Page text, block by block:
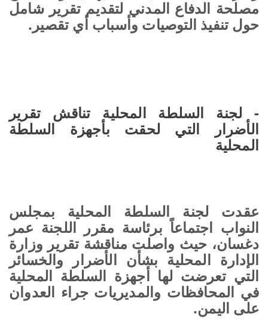
مصلحة الدفاع المدني لتقديم تقرير شامل
حول تنفيذ التوصيات وأسباب أي تقصير.
- لجنة السلطة المحلية تناقش تقرير
الأضرار التي لحقت بأجهزة السلطة
المحلية
عقدت لجنة السلطة المحلية بمجلس
النواب اجتماعاً برئاسة مقرر اللجنة عمر
دغسان، حيث واصلت مناقشة تقرير وزارة
الإدارة المحلية بشأن الأضرار والخسائر
التي تعرضت لها أجهزة السلطة المحلية
في المحافظات والمديريات جراء العدوان
على اليمن.